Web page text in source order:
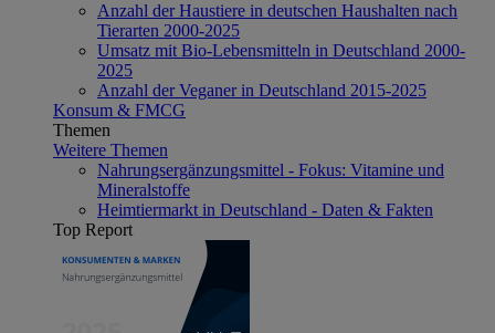
Anzahl der Haustiere in deutschen Haushalten nach
Tierarten 2000-2025
Umsatz mit Bio-Lebensmitteln in Deutschland 2000-
2025
Anzahl der Veganer in Deutschland 2015-2025
Konsum & FMCG
Themen
Weitere Themen
Nahrungsergänzungsmittel - Fokus: Vitamine und
Mineralstoffe
Heimtiermarkt in Deutschland - Daten & Fakten
Top Report